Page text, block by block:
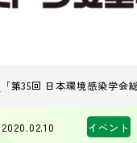
「第35回 日本環境感染学
2020.02.10 イベント